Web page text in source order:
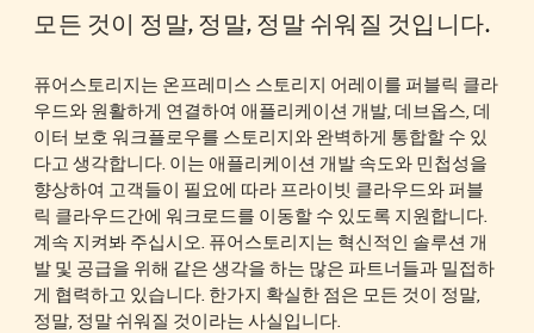
모든 것이 정말, 정말, 정말 쉬워질 것입니다.
퓨어스토리지는 온프레미스 스토리지 어레이를 퍼블릭 클라
우드와 원활하게 연결하여 애플리케이션 개발, 데브옵스, 데
이터 보호 워크플로우를 스토리지와 완벽하게 통합할 수 있
다고 생각합니다. 이는 애플리케이션 개발 속도와 민첩성을
향상하여 고객들이 필요에 따라 프라이빗 클라우드와 퍼블
릭 클라우드간에 워크로드를 이동할 수 있도록 지원합니다.
계속 지켜봐 주십시오. 퓨어스토리지는 혁신적인 솔루션 개
발 및 공급을 위해 같은 생각을 하는 많은 파트너들과 밀접하
게 협력하고 있습니다. 한가지 확실한 점은 모든 것이 정말,
정말, 정말 쉬워질 것이라는 사실입니다.